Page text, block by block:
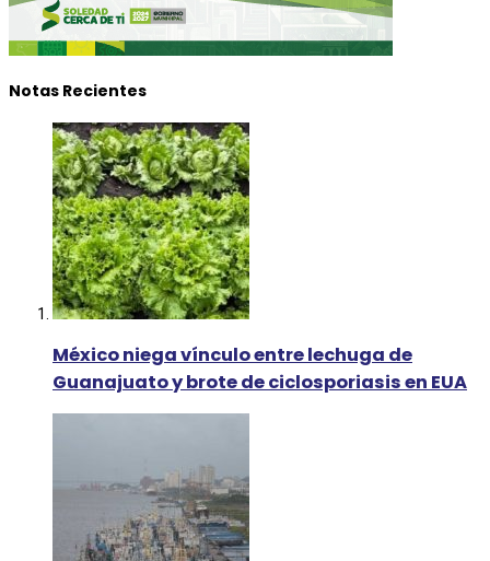
Notas Recientes
México niega vínculo entre lechuga de
Guanajuato y brote de ciclosporiasis en EUA